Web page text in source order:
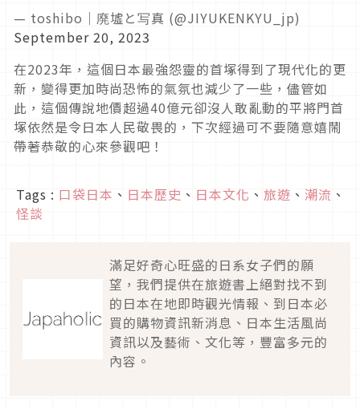
— toshibo｜廃墟と写真 (@JIYUKENKYU_jp)
September 20, 2023
在2023年，這個日本最強怨靈的首塚得到了現代化的更
新，變得更加時尚恐怖的氣氛也減少了一些，儘管如
此，這個傳說地價超過40億元卻沒人敢亂動的平將門首
塚依然是令日本人民敬畏的，下次經過可不要隨意嬉鬧
帶著恭敬的心來參觀吧！
Tags : 口袋日本 、 日本歷史 、 日本文化 、 旅遊 、 潮流 、
怪談
滿足好奇心旺盛的日系女子們的願
望，我們提供在旅遊書上絕對找不到
的日本在地即時觀光情報、到日本必
買的購物資訊新消息、日本生活風尚
資訊以及藝術、文化等，豐富多元的
內容。